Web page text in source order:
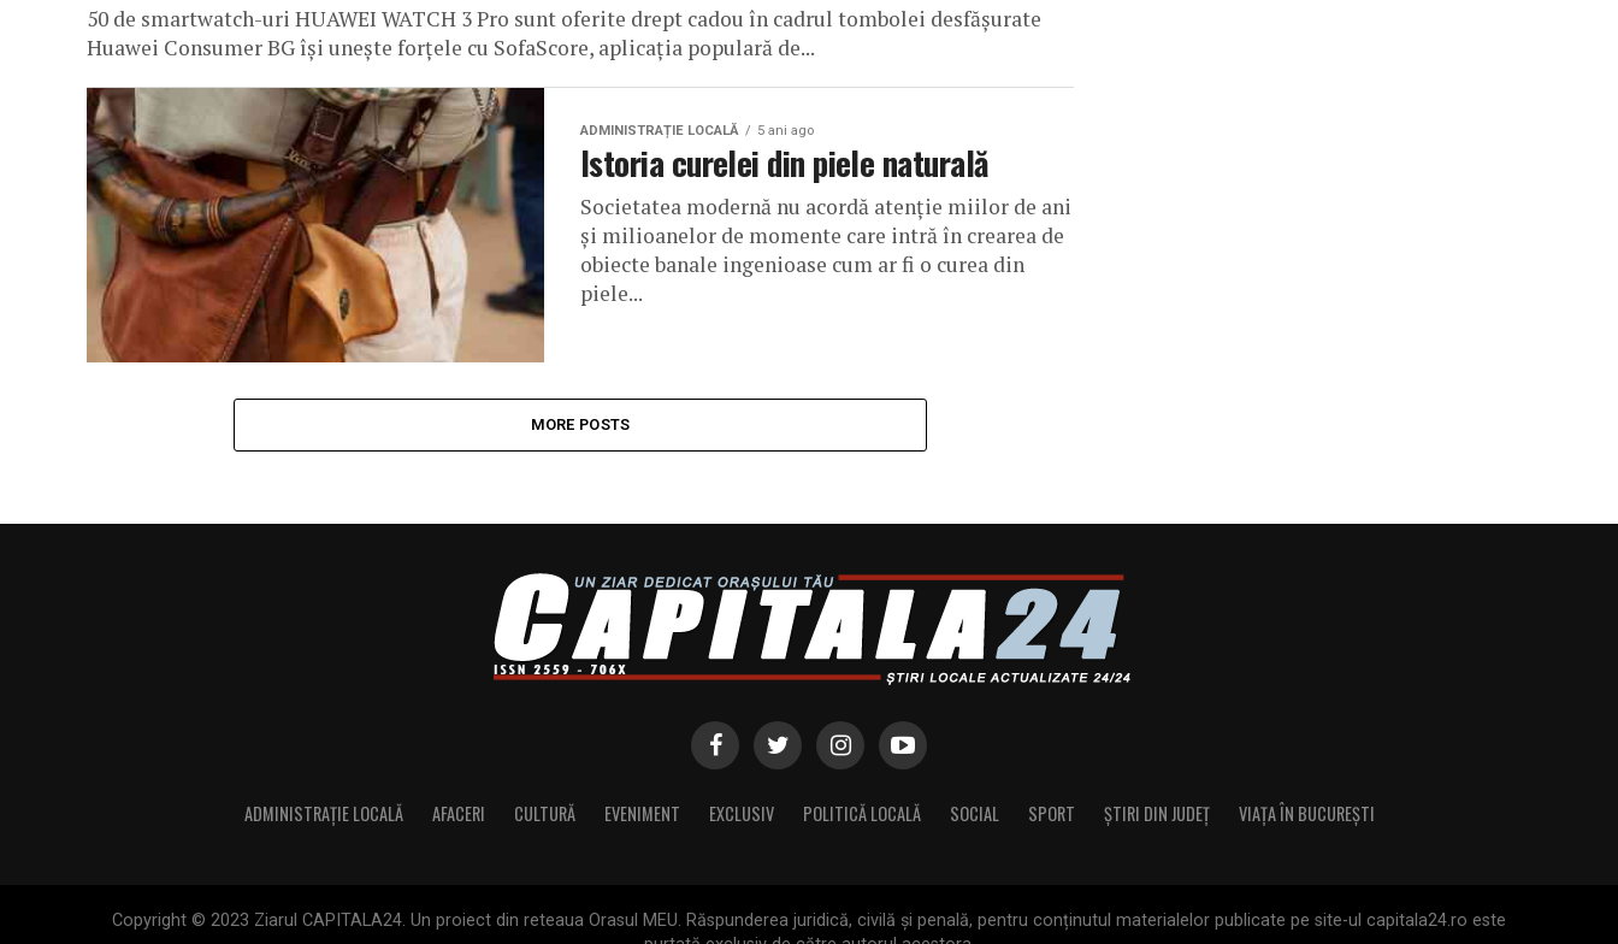
50 de smartwatch-uri HUAWEI WATCH 3 Pro sunt oferite drept cadou în cadrul tombolei desfășurate
Huawei Consumer BG își unește forțele cu SofaScore, aplicația populară de...
ADMINISTRAȚIE LOCALĂ 5 ani ago
Istoria curelei din piele naturală
Societatea modernă nu acordă atenție miilor de ani
și milioanelor de momente care intră în crearea de
obiecte banale ingenioase cum ar fi o curea din
piele...
MORE POSTS
ADMINISTRAȚIE LOCALĂ AFACERI CULTURĂ EVENIMENT EXCLUSIV POLITICĂ LOCALĂ SOCIAL SPORT ȘTIRI DIN JUDEȚ VIAȚA ÎN BUCUREȘTI
Copyright © 2023 Ziarul CAPITALA24. Un proiect din reteaua Orasul MEU. Răspunderea juridică, civilă și penală, pentru conținutul materialelor publicate pe site-ul capitala24.ro este